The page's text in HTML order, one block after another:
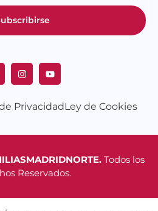
PrivacidadLey de Cookies
Todos los
Reservados.